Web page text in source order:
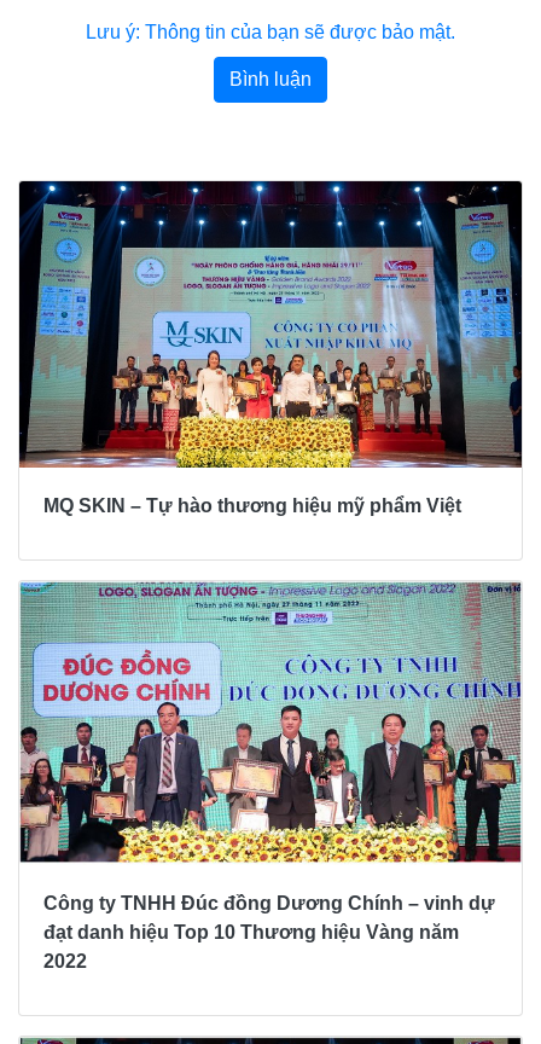
Lưu ý: Thông tin của bạn sẽ được bảo mật.
Bình luận
MQ SKIN – Tự hào thương hiệu mỹ phẩm Việt
Công ty TNHH Đúc đồng Dương Chính – vinh dự
đạt danh hiệu Top 10 Thương hiệu Vàng năm
2022